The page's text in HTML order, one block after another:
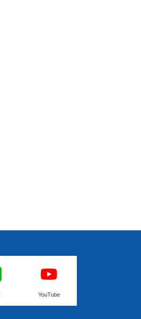
YouTube